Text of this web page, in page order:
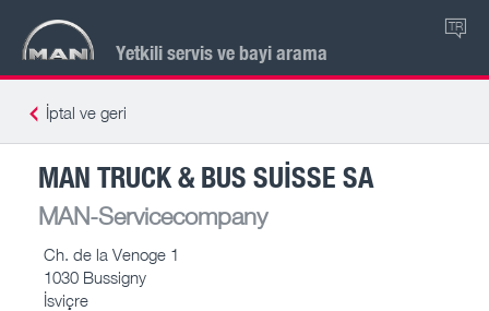
Yetkili servis ve bayi arama
TR
İptal ve geri
MAN TRUCK & BUS SUISSE SA
MAN-Servicecompany
Ch. de la Venoge 1
1030 Bussigny
İsviçre